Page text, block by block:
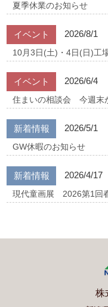
夏季休業のお知らせ
イベント 2026/8/1
10月3日(土)・4日(日)工
イベント 2026/6/4
住まいの相談会 今週末
新着情報 2026/5/1
GW休暇のお知らせ
新着情報 2026/4/17
現代童画展 2026第1回
株